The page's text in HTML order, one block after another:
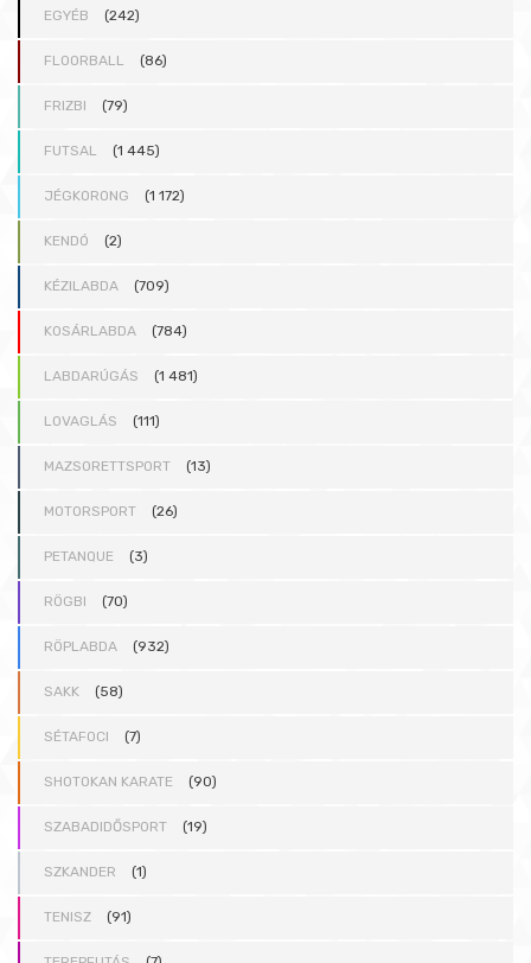
EGYÉB (242)
FLOORBALL (86)
FRIZBI (79)
FUTSAL (1 445)
JÉGKORONG (1 172)
KENDÓ (2)
KÉZILABDA (709)
KOSÁRLABDA (784)
LABDARÚGÁS (1 481)
LOVAGLÁS (111)
MAZSORETTSPORT (13)
MOTORSPORT (26)
PETANQUE (3)
RÖGBI (70)
RÖPLABDA (932)
SAKK (58)
SÉTAFOCI (7)
SHOTOKAN KARATE (90)
SZABADIDŐSPORT (19)
SZKANDER (1)
TENISZ (91)